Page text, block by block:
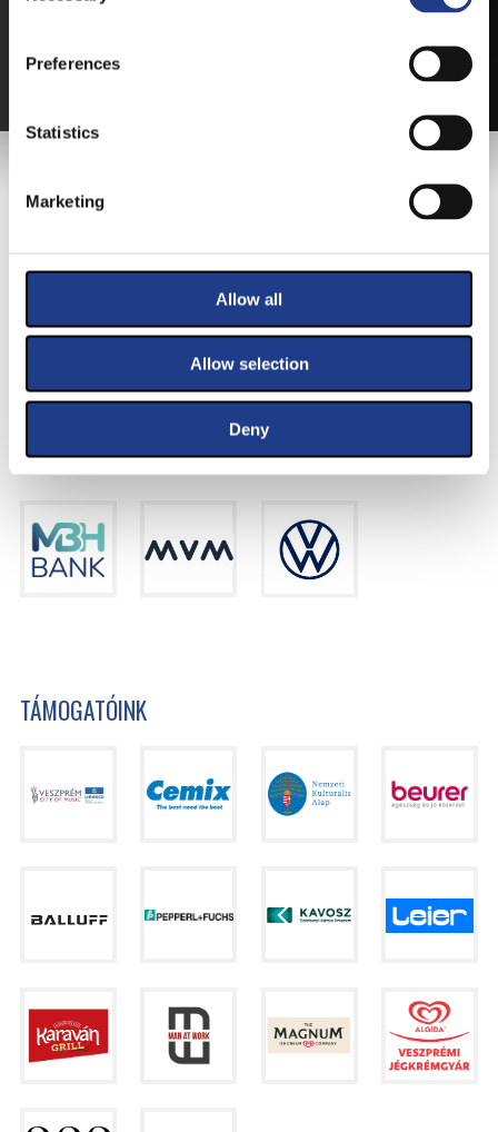
Preferences
Statistics
Marketing
Allow all
Allow selection
Deny
VÁLTSA MEG JEGYÉT ONLINE, BANKKÁRTYÁS
KIEMELT TÁMOGATÓINK
TÁMOGATÓINK